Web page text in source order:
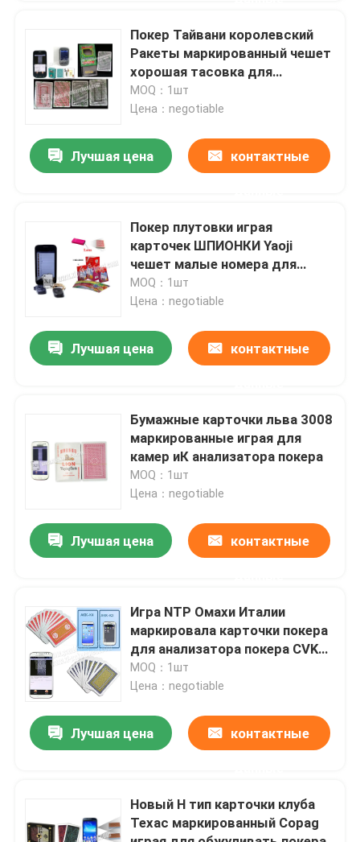
Продукты
О нас
Контроль качества
Новости
Запросите цитату
Незримые играя карточки
Контактные линзы незримых чернил
Анализатор покера
Блок развертки покера
Плашки казино волшебные
Маркированные карточки покера
Покер Тайвани королевский
Ракеты маркированный чешет
хорошая тасовка для
читателя покера
MOQ：1шт
Цена：negotiable
Лучшая цена контактные
Покер плутовки играя
карточек ШПИОНКИ Yaoji
чешет малые номера для
внезапной игры
MOQ：1шт
Цена：negotiable
Лучшая цена контактные
Бумажные карточки льва 3008
маркированные играя для
камер иК анализатора покера
MOQ：1шт
Цена：negotiable
Лучшая цена контактные
Игра NTP Омахи Италии
маркировала карточки покера
для анализатора покера CVK
350 /Iphone
MOQ：1шт
Цена：negotiable
Лучшая цена контактные
Новый Н тип карточки клуба
Техас маркированный Copag